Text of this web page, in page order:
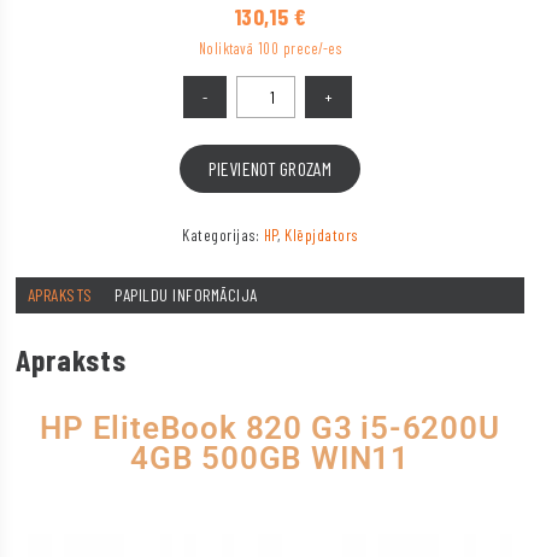
130,15 €
Noliktavā 100 prece/-es
PIEVIENOT GROZAM
Kategorijas: HP, Klēpjdators
APRAKSTS PAPILDU INFORMĀCIJA
Apraksts
HP EliteBook 820 G3 i5-6200U
4GB 500GB WIN11